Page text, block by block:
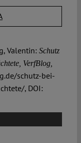
Valentin: Schutz
VerfBlog,
schutz-bei-
, DOI: